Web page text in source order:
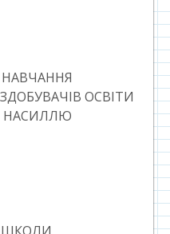
ОСВІТИ
НАСИЛЛЮ